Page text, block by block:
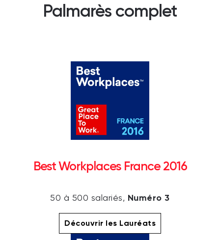
Palmarès complet
Best Workplaces France 2016
50 à 500 salariés, Numéro 3
Découvrir les Lauréats